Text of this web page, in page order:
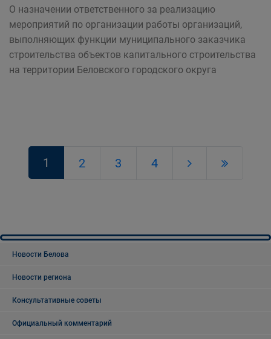
О назначении ответственного за реализацию
мероприятий по организации работы организаций,
выполняющих функции муниципального заказчика
строительства объектов капитального строительства
на территории Беловского городского округа
1 2 3 4
Новости Белова
Новости региона
Консультативные советы
Официальный комментарий